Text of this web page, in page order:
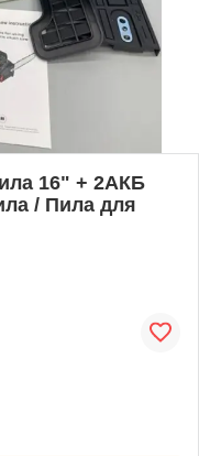
16" + 2АКБ
/ Пила для